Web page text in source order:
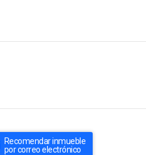
Recomendar inmueble
por correo electrónico